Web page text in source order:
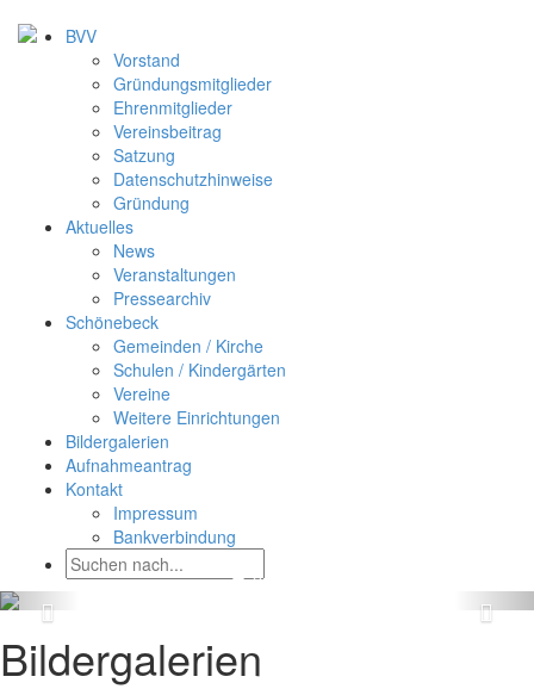
BVV
Vorstand
Gründungsmitglieder
Ehrenmitglieder
Vereinsbeitrag
Satzung
Datenschutzhinweise
Gründung
Aktuelles
News
Veranstaltungen
Pressearchiv
Schönebeck
Gemeinden / Kirche
Schulen / Kindergärten
Vereine
Weitere Einrichtungen
Bildergalerien
Aufnahmeantrag
Kontakt
Impressum
Bankverbindung
Bildergalerien